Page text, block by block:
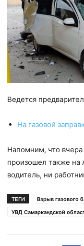
Ведется
На газовой
Напомним, что вчера
произошел также
водитель, ни
ТЕГИ Взрыв газового
УВД Самаркандской